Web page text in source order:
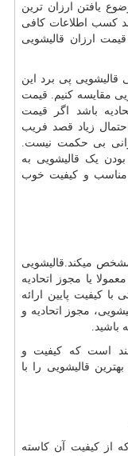
یافتن ارزان ترین
کسب اطلاعات کافی
ارزان قالیشویی
پی برد این
مقایسه کنیم. قیمت
باشد اگر قیمت
زیاد قصد فریب
بی حکمت نیست.
یک قالیشویی به
مناسب و کیفیت خوب
مشخص میکند.قالیشویی
یا مجوز اتحادیه
با کیفیت پایین ارائه
مجوز اتحادیه و
باشید.
است که کیفیت و
قالیشویی را با
از کیفیت آن کاسته